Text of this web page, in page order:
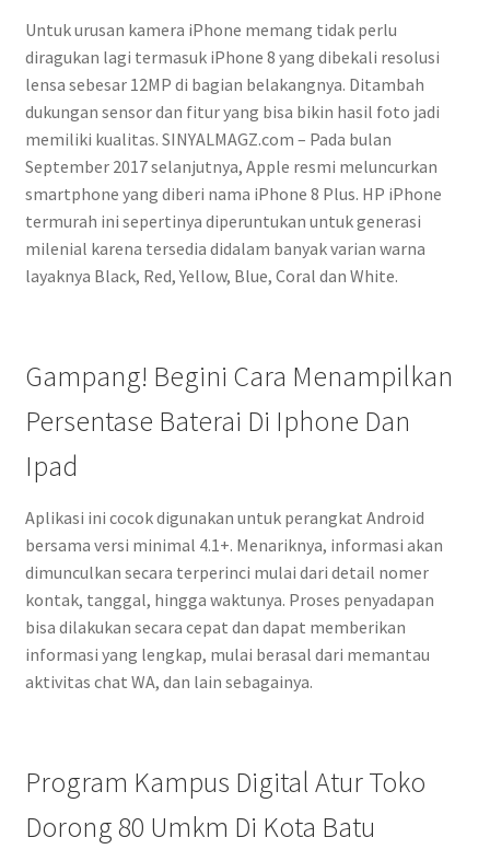
Untuk urusan kamera iPhone memang tidak perlu
diragukan lagi termasuk iPhone 8 yang dibekali resolusi
lensa sebesar 12MP di bagian belakangnya. Ditambah
dukungan sensor dan fitur yang bisa bikin hasil foto jadi
memiliki kualitas. SINYALMAGZ.com – Pada bulan
September 2017 selanjutnya, Apple resmi meluncurkan
smartphone yang diberi nama iPhone 8 Plus. HP iPhone
termurah ini sepertinya diperuntukan untuk generasi
milenial karena tersedia didalam banyak varian warna
layaknya Black, Red, Yellow, Blue, Coral dan White.
Gampang! Begini Cara Menampilkan
Persentase Baterai Di Iphone Dan
Ipad
Aplikasi ini cocok digunakan untuk perangkat Android
bersama versi minimal 4.1+. Menariknya, informasi akan
dimunculkan secara terperinci mulai dari detail nomer
kontak, tanggal, hingga waktunya. Proses penyadapan
bisa dilakukan secara cepat dan dapat memberikan
informasi yang lengkap, mulai berasal dari memantau
aktivitas chat WA, dan lain sebagainya.
Program Kampus Digital Atur Toko
Dorong 80 Umkm Di Kota Batu